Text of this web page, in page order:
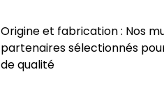
Origine et fabrication : Nos
partenaires sélectionnés
de qualité